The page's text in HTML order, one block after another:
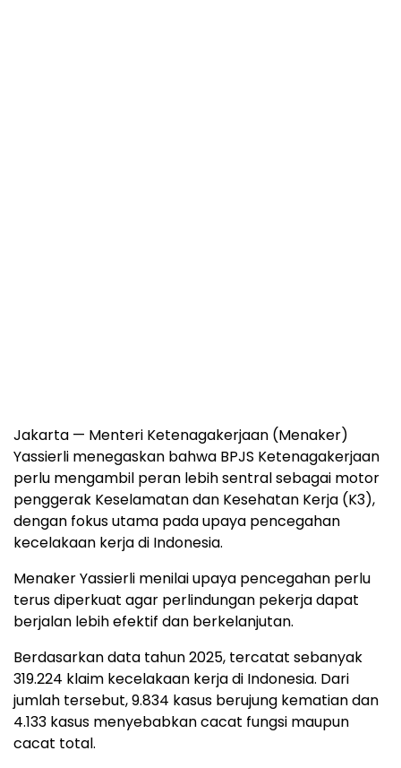
Jakarta — Menteri Ketenagakerjaan (Menaker)
Yassierli menegaskan bahwa BPJS Ketenagakerjaan
perlu mengambil peran lebih sentral sebagai motor
penggerak Keselamatan dan Kesehatan Kerja (K3),
dengan fokus utama pada upaya pencegahan
kecelakaan kerja di Indonesia.
Menaker Yassierli menilai upaya pencegahan perlu
terus diperkuat agar perlindungan pekerja dapat
berjalan lebih efektif dan berkelanjutan.
Berdasarkan data tahun 2025, tercatat sebanyak
319.224 klaim kecelakaan kerja di Indonesia. Dari
jumlah tersebut, 9.834 kasus berujung kematian dan
4.133 kasus menyebabkan cacat fungsi maupun
cacat total.